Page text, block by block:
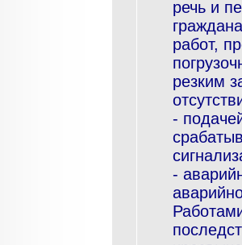
речь и
работ,
резким
-
-